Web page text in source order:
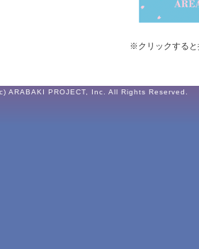
※クリックすると
ARABAKI PROJECT, Inc. All Rights Reserved.